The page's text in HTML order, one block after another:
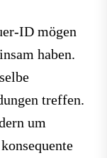
ID mögen
haben.
treffen.
um